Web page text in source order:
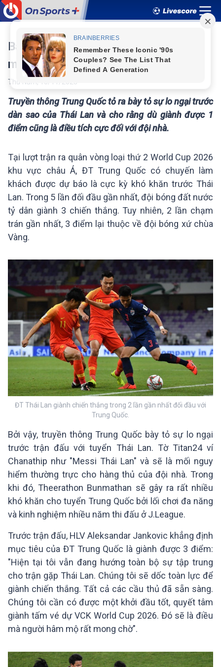
Báo Trung Quốc e ngại "Messi Thái",
mong đội nhà giành 1 điểm
Thứ Năm ,
Truyền thông Trung Quốc tỏ ra bày tỏ sự lo ngại trước
dàn sao của Thái Lan và cho rằng dù giành được 1
điểm cũng là điều tích cực đối với đội nhà.
Tại lượt trận ra quân vòng loại thứ 2 World Cup 2026
khu vực châu Á, ĐT Trung Quốc có chuyến làm
khách được dự báo là cực kỳ khó khăn trước Thái
Lan. Trong 5 lần đối đầu gần nhất, đội bóng đất nước
tỷ dân giành 3 chiến thắng. Tuy nhiên, 2 lần chạm
trán gần nhất, 3 điểm lại thuộc về đội bóng xứ chùa
Vàng.
ĐT Thái Lan giành chiến thắng trong 2 lần gần nhất đối đầu với
Trung Quốc.
Bởi vậy, truyền thông Trung Quốc bày tỏ sự lo ngại
trước trận đấu với tuyển Thái Lan. Tờ Titan24 ví
Chanathip như "Messi Thái Lan" và sẽ là mối nguy
hiểm thường trực cho hàng thủ của đội nhà. Trong
khi đó, Theerathon Bunmathan sẽ gây ra rất nhiều
khó khăn cho tuyển Trung Quốc bởi lối chơi đa năng
và kinh nghiệm nhiều năm thi đấu ở J.League.
Trước trận đấu, HLV Aleksandar Jankovic khẳng định
mục tiêu của ĐT Trung Quốc là giành được 3 điểm:
"Hiện tại tôi vẫn đang hướng toàn bộ sự tập trung
cho trận gặp Thái Lan. Chúng tôi sẽ dốc toàn lực để
giành chiến thắng. Tất cả các cầu thủ đã sẵn sàng.
Chúng tôi cần có được một khởi đầu tốt, quyết tâm
giành tấm vé dự VCK World Cup 2026. Đó sẽ là điều
mà người hâm mộ rất mong chờ".